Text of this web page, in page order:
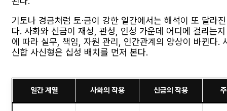
기토나 경금처럼 토·금이 강한 일간에서는 해석이 또 달라진
다. 사화와 신금이 재성, 관성, 인성 가운데 어디에 걸리는지
에 따라 실무, 책임, 자원 관리, 인간관계의 양상이 바뀐다.
신합 사신형은 십성 배치를 먼저 본다.
일간 계열 사화의 작용 신금의 작용